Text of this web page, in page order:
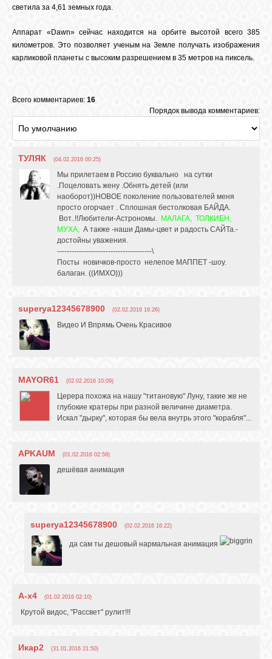
светила за 4,61 земных года.
Аппарат «Dawn» сейчас находится на орбите высотой всего 385
километров. Это позволяет ученым на Земле получать изображения
карликовой планеты с высоким разрешением в 35 метров на пиксель.
Всего комментариев: 16
Порядок вывода комментариев:
ТУЛЯК (04.02.2016 00:25)
Мы прилетаем в Россию буквально на сутки
.Поцеловать жену .Обнять детей (или
наоборот))НОВОЕ поколение пользователей меня
просто огорчает . Сплошная бестолковая БАЙДА.
Вот..!!Любители-Астрономы. МАЛАГА, ТОЛКИЕН,
МУХА, А также -наши Дамы-цвет и радость САЙТа.-
достойны уважения.
---------------------------------------\
Посты новичков-просто нелепое МАППЕТ -шоу.
балаган. ((ИМХО)))
superya12345678900 (02.02.2016 16:26)
Видео И Впрямь Очень Красивое
MAYOR61 (02.02.2016 10:09)
Церера похожа на нашу "титановую" Луну, такие же не
глубокие кратеры при разной величине диаметра.
Искал "дырку", которая бы вела внутрь этого "корабля"...
APKAUM (01.02.2016 02:59)
дешёвая анимация
superya12345678900 (02.02.2016 16:22)
да сам ты дешовый нармальная анимация
A-x4 (01.02.2016 02:10)
Крутой видос, "Рассвет" рулит!!!
Икар2 (31.01.2016 21:50)